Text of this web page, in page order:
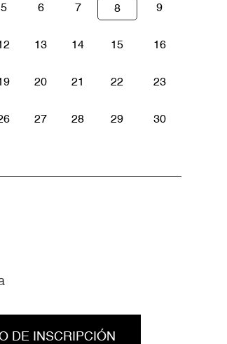
5 6 7 8 9
13 14 15 16
20 21 22 23
27 28 29 30
DE INSCRIPCIÓN